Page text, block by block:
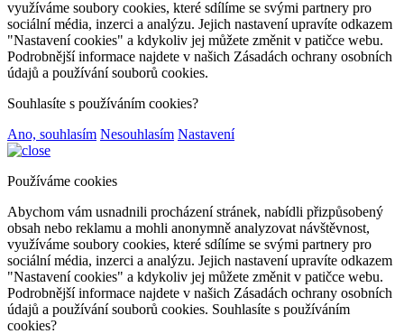
využíváme soubory cookies, které sdílíme se svými partnery pro
sociální média, inzerci a analýzu. Jejich nastavení upravíte odkazem
"Nastavení cookies" a kdykoliv jej můžete změnit v patičce webu.
Podrobnější informace najdete v našich Zásadách ochrany osobních
údajů a používání souborů cookies.
Souhlasíte s používáním cookies?
Ano, souhlasím Nesouhlasím Nastavení
Používáme cookies
Abychom vám usnadnili procházení stránek, nabídli přizpůsobený
obsah nebo reklamu a mohli anonymně analyzovat návštěvnost,
využíváme soubory cookies, které sdílíme se svými partnery pro
sociální média, inzerci a analýzu. Jejich nastavení upravíte odkazem
"Nastavení cookies" a kdykoliv jej můžete změnit v patičce webu.
Podrobnější informace najdete v našich Zásadách ochrany osobních
údajů a používání souborů cookies. Souhlasíte s používáním
cookies?